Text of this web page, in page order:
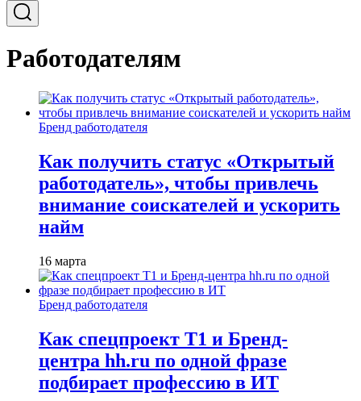
Работодателям
Бренд работодателя
Как получить статус «Открытый
работодатель», чтобы привлечь
внимание соискателей и ускорить
найм
16 марта
Бренд работодателя
Как спецпроект T1 и Бренд-
центра hh.ru по одной фразе
подбирает профессию в ИТ